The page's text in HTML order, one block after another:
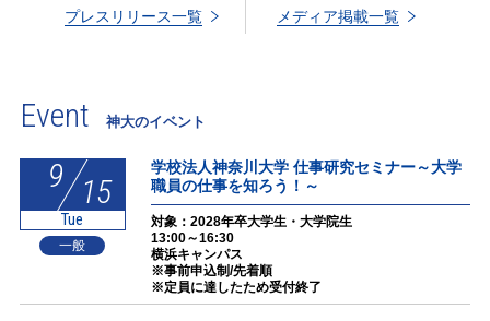
プレスリリース一覧 メディア掲載一覧
Event 神大のイベント
9 15
Tue
一般
学校法人神奈川大学 仕事研究セミナー～大学
職員の仕事を知ろう！～
対象：2028年卒大学生・大学院生
13:00～16:30
横浜キャンパス
※事前申込制/先着順
※定員に達したため受付終了